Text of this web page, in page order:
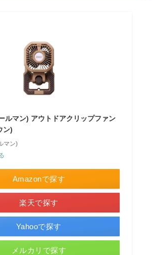
ルマン) アウトドアクリップファン
ン)
マン)
Amazonで探す
楽天で探す
Yahooで探す
メルカリで探す